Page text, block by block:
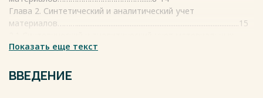
Глава 2. Синтетический и аналитический учет
материалов………............................................................................................15
ценностей………………………………………………………………….......15
аналитического учета……16
2.3 Взаимная связь между синтетическим и аналитическим
Показать еще текст
ВВЕДЕНИЕ